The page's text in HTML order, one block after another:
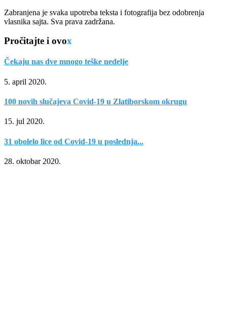
Zabranjena je svaka upotreba teksta i fotografija bez odobrenja
vlasnika sajta. Sva prava zadržana.
Pročitajte i ovox
Čekaju nas dve mnogo teške nedelje
5. april 2020.
100 novih slučajeva Covid-19 u Zlatiborskom okrugu
15. jul 2020.
31 obolelo lice od Covid-19 u poslednja...
28. oktobar 2020.